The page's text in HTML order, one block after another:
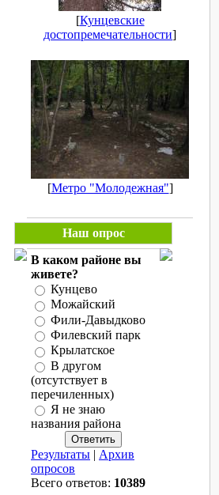
[Кунцевские
достопремечательности]
[Метро "Молодежная"]
Наш опрос
В каком районе вы
живете?
Кунцево
Можайский
Фили-Давыдково
Филевский парк
Крылатское
В другом
(отсутствует в
перечиленных)
Я не знаю
названия района
Результаты | Архив
опросов
Всего ответов: 10389